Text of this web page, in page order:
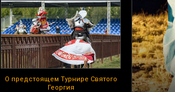
О предстоящем Турнире Святого
Георгия